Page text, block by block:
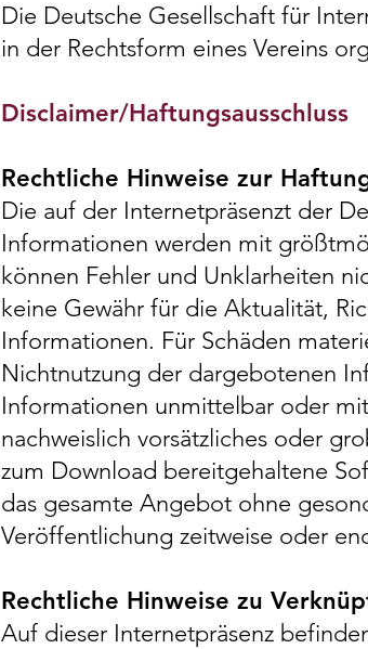
Die Deutsche Gesellschaft für
in der Rechtsform eines Vereins
Disclaimer/Haftungsausschluss
Rechtliche Hinweise zur
Die auf der Internetpräsenzt der
Informationen werden mit
können Fehler und Unklarheiten
keine Gewähr für die Aktualität,
Informationen. Für Schäden
Nichtnutzung der dargebotenen
Informationen unmittelbar oder
nachweislich vorsätzliches oder
zum Download bereitgehaltene
das gesamte Angebot ohne
Veröffentlichung zeitweise oder
Rechtliche Hinweise zu
Auf dieser Internetpräsenz